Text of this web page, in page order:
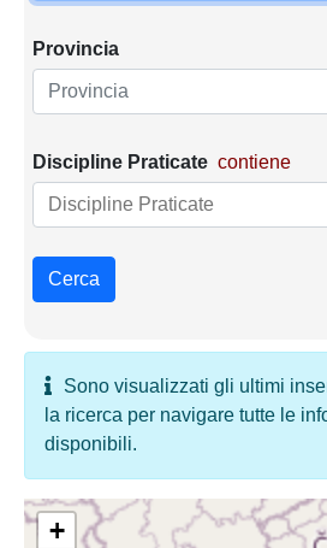
Provincia
Provincia
Discipline Praticate contiene
Cerca
Sono visualizzati gli ultimi
la ricerca per navigare tutte le
disponibili.
+